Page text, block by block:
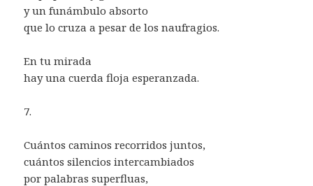
y un funámbulo absorto
que lo cruza a pesar de los naufragios.
En tu mirada
hay una cuerda floja esperanzada.
7.
Cuántos caminos recorridos juntos,
cuántos silencios intercambiados
por palabras superfluas,